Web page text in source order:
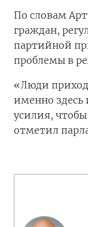
По словам
граждан,
партийной
проблемы в
«Люди
именно
усилия,
отметил